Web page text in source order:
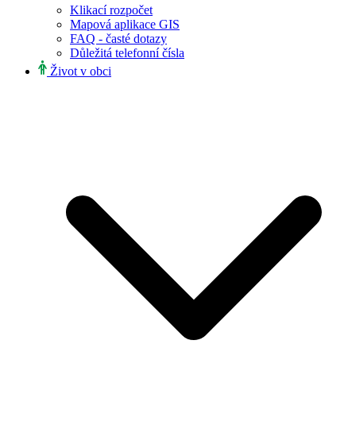
Klikací rozpočet
Mapová aplikace GIS
FAQ - časté dotazy
Důležitá telefonní čísla
Život v obci